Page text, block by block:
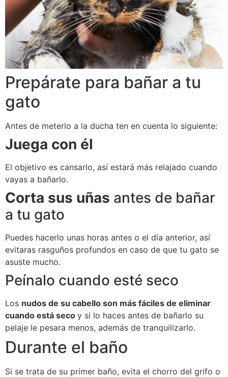
Prepárate para bañar a tu
gato
Antes de meterlo a la ducha ten en cuenta lo siguiente:
Juega con él
El objetivo es cansarlo, así estará más relajado cuando
vayas a bañarlo.
Corta sus uñas antes de bañar
a tu gato
Puedes hacerlo unas horas antes o el día anterior, así
evitaras rasguños profundos en caso de que tu gato se
asuste mucho.
Peínalo cuando esté seco
Los nudos de su cabello son más fáciles de eliminar
cuando está seco y si lo haces antes de bañarlo su
pelaje le pesara menos, además de tranquilizarlo.
Durante el baño
Si se trata de su primer baño, evita el chorro del grifo o